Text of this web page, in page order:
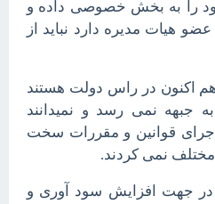
را به بخش خصوصی داده و
هیات مدیره دارد نباید از
اکنون در راس دولت هستند
نمی رسد و نمیدانند
قوانین و مقررات سخت
نمی کردند.
در جهت افزایش سود آوری و